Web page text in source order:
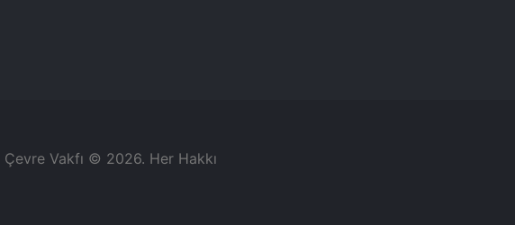
Vakfı © 2026. Her Hakkı